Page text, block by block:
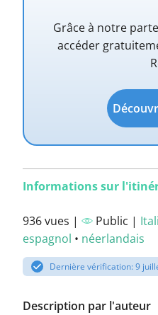
Grâce à notre
accéder
Informations sur
936 vues | Public |
espagnol • néerlandais
Dernière vérification: 9
Description par l'auteur